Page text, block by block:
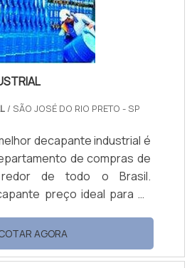
NS FLOW 35.
/ SÃO JOSÉ DO RIO PRETO - SP
decapante industrial é
de compras de
de todo o Brasil.
preço ideal para as
afinal existem muitos
produto em si apresenta
AGORA